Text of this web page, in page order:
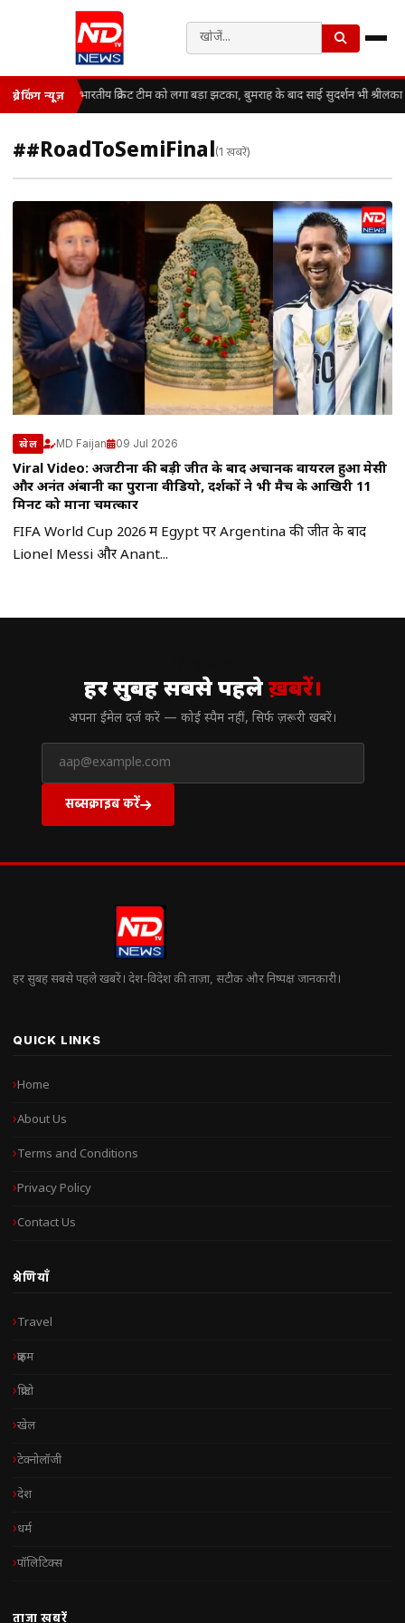
ब्रेकिंग न्यूज़ भारतीय क्रिकेट टीम को लगा बड़ा झटका, बुमराह के बाद साई सुदर्शन भी
##RoadToSemiFinal(1 खबरें)
खेल MD Faijan 09 Jul 2026
Viral Video: अर्जेंटीना की बड़ी जीत के बाद अचानक वायरल हुआ मेसी
और अनंत अंबानी का पुराना वीडियो, दर्शकों ने भी मैच के आखिरी 11
मिनट को माना चमत्कार
FIFA World Cup 2026 में Egypt पर Argentina की जीत के बाद
Lionel Messi और Anant...
हर सुबह सबसे पहलेख़बरें।
अपना ईमेल दर्ज करें — कोई स्पैम नहीं, सिर्फ ज़रूरी खबरें।
सब्सक्राइब करें
हर सुबह सबसे पहले खबरें। देश-विदेश की ताज़ा, सटीक और निष्पक्ष जानकारी।
QUICK LINKS
Home
About Us
Terms and Conditions
Privacy Policy
Contact Us
श्रेणियाँ
Travel
क्राइम
क्रिप्टो
खेल
टेक्नोलॉजी
देश
धर्म
पॉलिटिक्स
ताज़ा खबरें